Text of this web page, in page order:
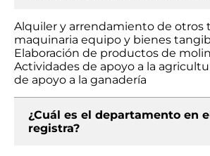
Alquiler y arrendamiento de otros
maquinaria equipo y bienes
Elaboración de productos de
Actividades de apoyo a la
de apoyo a la ganadería
¿Cuál es el departamento en
registra?